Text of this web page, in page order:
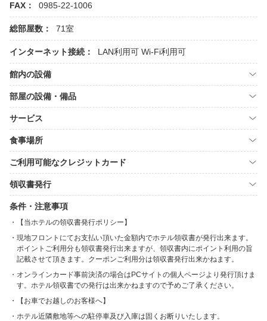
FAX：
0985-22-1006
総部屋数： 71室
インターネット接続： LAN利用可 Wi-Fi利用可
館内の設備
部屋の設備・備品
サービス
食事場所
ご利用可能なクレジットカード
領収書発行
条件・注意事項
【当ホテルの領収書発行ポリシー】
現地フロントにてお支払い頂いた金額内でホテル領収書が発行出来ます。
ポイントご利用分も領収書発行出来ますが、領収書内にポイント利用の旨
記載させて頂きます。クーポンご利用分は領収書発行出来かねます。
オンラインカード事前決済の場合はPCサイトの個人ページより発行頂けま
す。ホテル領収書での発行は出来かねますので予めご了承ください。
【お車でお越しのお客様へ】
ホテル近隣敷地等への駐停車及び入庫は固くお断りいたします。